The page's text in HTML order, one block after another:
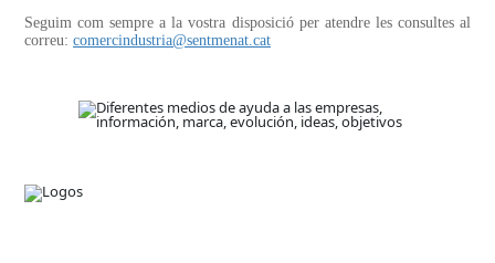
Seguim com sempre a la vostra disposició per atendre les consultes al
correu: comercindustria@sentmenat.cat